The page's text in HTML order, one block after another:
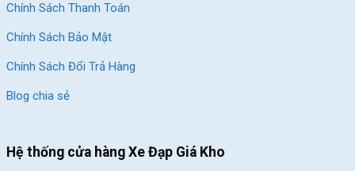
Khung xe đạp địa hình bằng carbon cho ai thích nhẹ và thoải mái
Chính Sách Thanh Toán
Chính Sách Bảo Mật
Chính Sách Đổi Trả Hàng
Blog chia sẻ
Hệ thống cửa hàng Xe Đạp Giá Kho